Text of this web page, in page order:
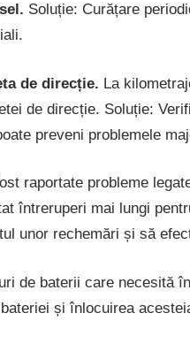
Soluție: Curățare
de direcție. La
de direcție. Soluție:
preveni problemele
raportate probleme
întreruperi mai lungi
unor rechemări și să
de baterii care necesită
și înlocuirea